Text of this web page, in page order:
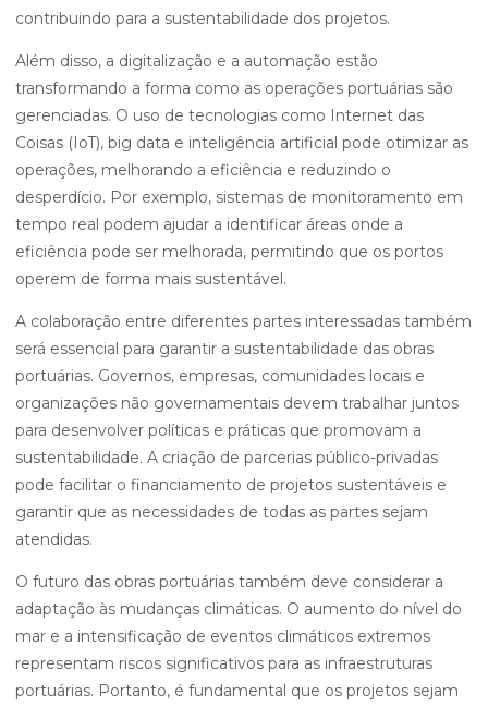
contribuindo para a sustentabilidade dos projetos.
Além disso, a digitalização e a automação estão
transformando a forma como as operações portuárias são
gerenciadas. O uso de tecnologias como Internet das
Coisas (IoT), big data e inteligência artificial pode otimizar as
operações, melhorando a eficiência e reduzindo o
desperdício. Por exemplo, sistemas de monitoramento em
tempo real podem ajudar a identificar áreas onde a
eficiência pode ser melhorada, permitindo que os portos
operem de forma mais sustentável.
A colaboração entre diferentes partes interessadas também
será essencial para garantir a sustentabilidade das obras
portuárias. Governos, empresas, comunidades locais e
organizações não governamentais devem trabalhar juntos
para desenvolver políticas e práticas que promovam a
sustentabilidade. A criação de parcerias público-privadas
pode facilitar o financiamento de projetos sustentáveis e
garantir que as necessidades de todas as partes sejam
atendidas.
O futuro das obras portuárias também deve considerar a
adaptação às mudanças climáticas. O aumento do nível do
mar e a intensificação de eventos climáticos extremos
representam riscos significativos para as infraestruturas
portuárias. Portanto, é fundamental que os projetos sejam